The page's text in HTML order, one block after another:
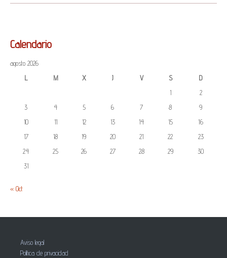
Calendario
agosto 2026
L
M X J V S
D
1
2
3
4 5 6 7 8
9
10
11 12 13 14 15
16
17
18 19 20 21 22
23
24
25 26 27 28 29
30
31
« Oct
Aviso legal
Política de privacidad